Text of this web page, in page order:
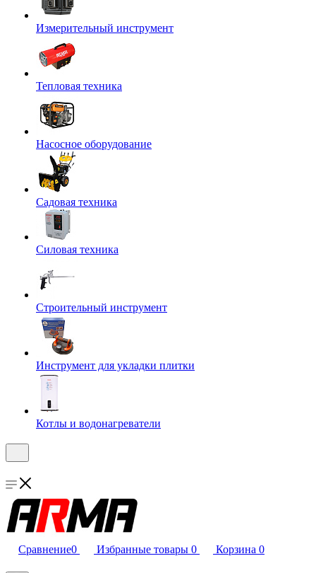
Измерительный инструмент
Тепловая техника
Насосное оборудование
Садовая техника
Силовая техника
Строительный инструмент
Инструмент для укладки плитки
Котлы и водонагреватели
Сравнение0 Избранные товары 0 Корзина 0